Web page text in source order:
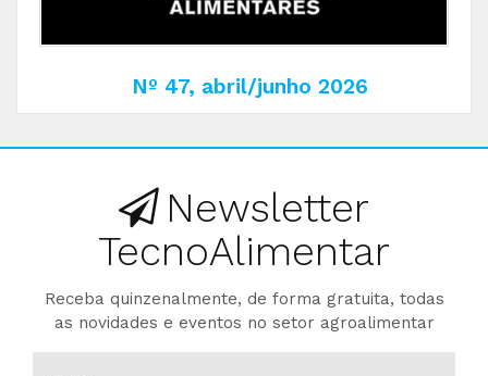
Nº 47, abril/junho 2026
Newsletter
TecnoAlimentar
Receba quinzenalmente, de forma gratuita, todas
as novidades e eventos no setor agroalimentar